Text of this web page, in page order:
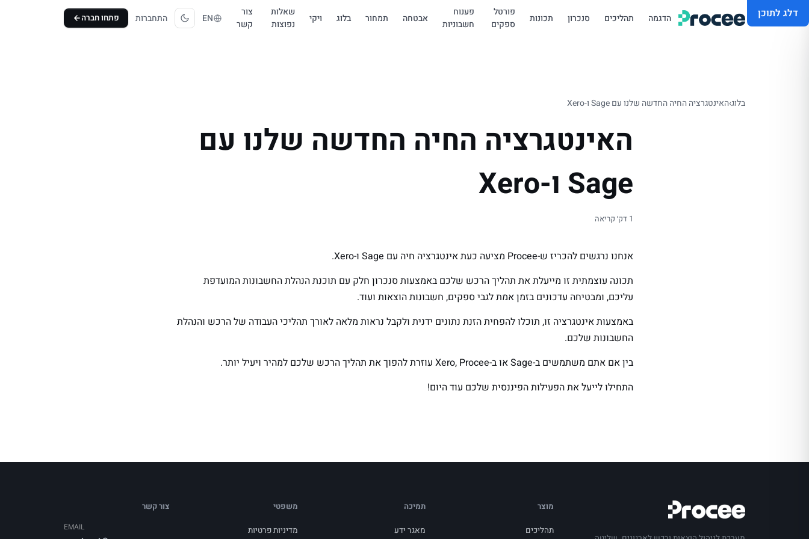
דלג לתוכן הדגמה תהליכים סנכרון תכונות
פורטל
ספקים
פענוח
חשבוניות
אבטחה תמחור בלוג ויקי
שאלות
נפוצות
צור
קשר
EN התחברות פתחו חברה
בלוג›האינטגרציה החיה החדשה שלנו עם Sage ו-Xero
האינטגרציה החיה החדשה שלנו עם
Sage ו-Xero
1 דק׳ קריאה
אנחנו נרגשים להכריז ש-Procee מציעה כעת אינטגרציה חיה עם Sage ו-Xero.
תכונה עוצמתית זו מייעלת את תהליך הרכש שלכם באמצעות סנכרון חלק עם תוכנת הנהלת החשבונות המועדפת
עליכם, ומבטיחה עדכונים בזמן אמת לגבי ספקים, חשבונות הוצאות ועוד.
באמצעות אינטגרציה זו, תוכלו להפחית הזנת נתונים ידנית ולקבל נראות מלאה לאורך תהליכי העבודה של הרכש והנהלת
החשבונות שלכם.
בין אם אתם משתמשים ב-Sage או ב-Xero, Procee עוזרת להפוך את תהליך הרכש שלכם למהיר ויעיל יותר.
התחילו לייעל את הפעילות הפיננסית שלכם עוד היום!
מוצר
תהליכים
תמיכה
מאגר ידע
משפטי
מדיניות פרטיות
צור קשר
EMAIL